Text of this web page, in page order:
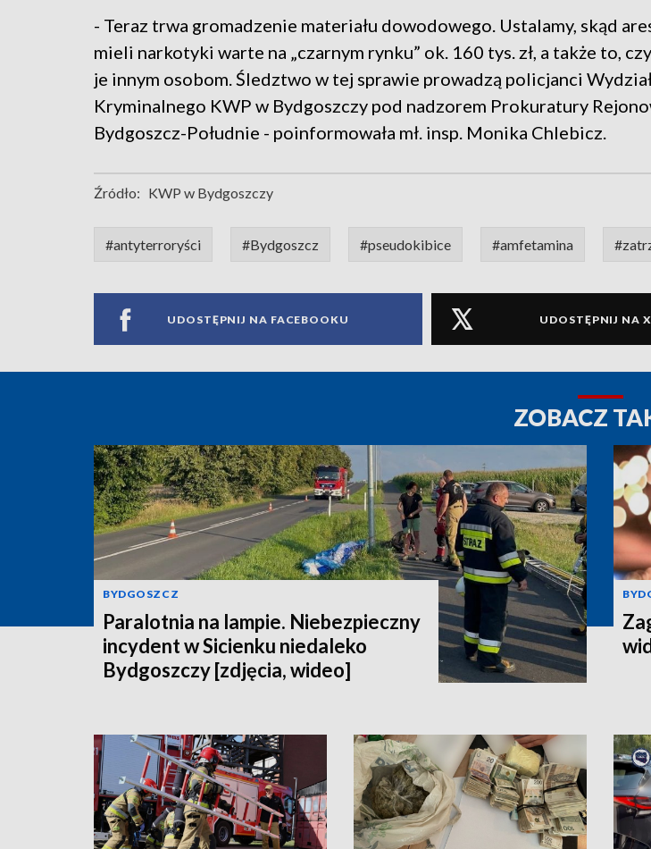
- Teraz trwa gromadzenie materiału dowodowego. Ustalamy, skąd
mieli narkotyki warte na „czarnym rynku” ok. 160 tys. zł, a także to,
je innym osobom. Śledztwo w tej sprawie prowadzą policjanci
Kryminalnego KWP w Bydgoszczy pod nadzorem Prokuratury
Bydgoszcz-Południe - poinformowała mł. insp. Monika Chlebicz.
Źródło: KWP w Bydgoszczy
#antyterroryści #Bydgoszcz #pseudokibice #amfetamina
UDOSTĘPNIJ NA FACEBOOKU UDOSTĘPNIJ NA X
ZOBACZ
BYDGOSZCZ
Paralotnia na lampie. Niebezpieczny
incydent w Sicienku niedaleko
Bydgoszczy [zdjęcia, wideo]